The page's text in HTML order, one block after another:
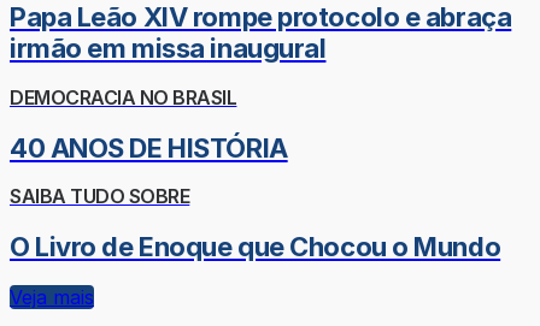
Papa Leão XIV rompe protocolo e abraça
irmão em missa inaugural
DEMOCRACIA NO BRASIL
40 ANOS DE HISTÓRIA
SAIBA TUDO SOBRE
O Livro de Enoque que Chocou o Mundo
Veja mais